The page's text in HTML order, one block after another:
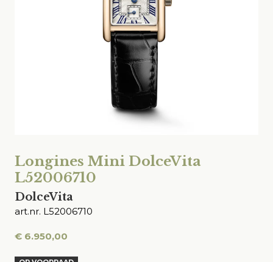
Longines Mini DolceVita
L52006710
DolceVita
art.nr. L52006710
€ 6.950,00